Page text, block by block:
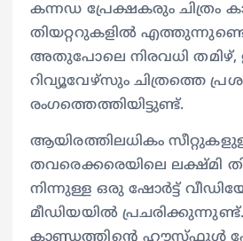
കന്നഡ പ്രേക്ഷകരും ചിത്രം
തിയറ്ററുകളില്‍
അതുപോലെ നിരവധി തമിഴ്,
റിവ്യൂവേഴ്സും ചിത്രത്തെ
രംഗത്തെത്തിയിട്ടുണ്ട്.
ആയിരത്തിലധികം
തവരെക്കരെയിലെ ലക്ഷ്മി
നിന്നുള്ള ഒരു ഷോര്‍ട്ട്
മീഡിയയില്‍